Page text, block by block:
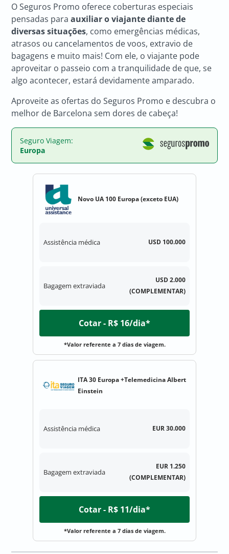
O Seguros Promo oferece coberturas especiais
pensadas paraauxiliar o viajante diante de
diversas situações, como emergências médicas,
atrasos ou cancelamentos de voos, extravio de
bagagens e muito mais! Com ele, o viajante pode
aproveitar o passeio com a tranquilidade de que, se
algo acontecer, estará devidamente amparado.
Aproveite as ofertas do Seguros Promo e descubra o
melhor de Barcelona sem dores de cabeça!
Seguro Viagem:
Europa
Novo UA 100 Europa (exceto EUA)
Assistência médica USD 100.000
Bagagem extraviada
USD 2.000
(COMPLEMENTAR)
Cotar - R$ 16/dia*
*Valor referente a 7 dias de viagem.
ITA 30 Europa +Telemedicina Albert
Einstein
Assistência médica EUR 30.000
Bagagem extraviada
EUR 1.250
(COMPLEMENTAR)
Cotar - R$ 11/dia*
*Valor referente a 7 dias de viagem.